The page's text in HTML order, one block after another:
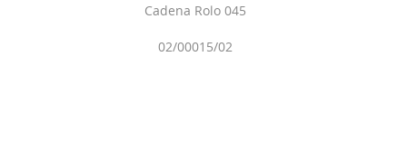
Cadena Rolo 045
02/00015/02